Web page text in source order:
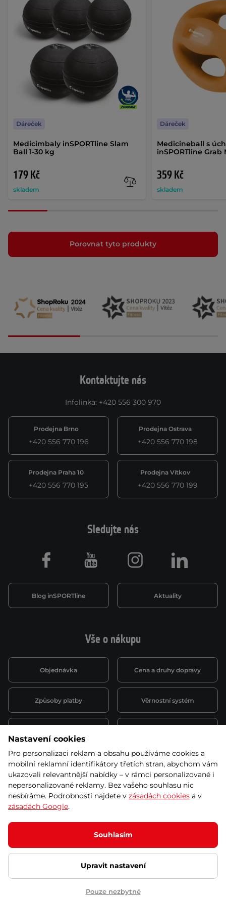
Medicimbaly inSPORTline Slam
Ball 1-30 kg
179 Kč
skladem
Dáreček
Medicineball s
inSPORTline Grab
359 Kč
skladem
Dáreček
Porovnat tyto produkty
Kontaktujte nás
Infolinka: +420 556 300 970
Prodejna Brno
+420 556 770 196
Prodejna Ostrava
+420 556 770 198
Prodejna Praha 10
+420 556 770 195
Prodejna Vítkov
+420 556 770 199
Vše o nákupu
Objednávka Cena a druhy dopravy
Způsoby platby Věrnostní systém
Půjčovna
obchodní podmínky
Kariéra
Sledujte nás
Blog inSPORTline Aktuality
Facebook Youtube Instagram LinkedIn
© 2026 SEVEN SPORT s.r.o Všechna práva vyhrazena
Podle zákona o evidenci tržeb je prodávající povinen vystavit
kupujícímu účtenku.
Zároveň je povinen zaevidovat přijatou tržbu u správce daně online; v
případě technického výpadku pak nejpozději do 48 hodin.
Ochrana osobních údajů Nastavení cookies Vnitřní oznamovací
systém Prohlášení přístupnosti
Nastavení cookies
Pro personalizaci reklam a obsahu používáme cookies a
mobilní reklamní identifikátory třetích stran, abychom vám
ukazovali relevantnější nabídky – v rámci personalizované i
nepersonalizované reklamy. Bez vašeho souhlasu nic
nesbíráme. Podrobnosti najdete v zásadách cookies a v
zásadách Google.
Souhlasím
Upravit nastavení
Pouze nezbytné